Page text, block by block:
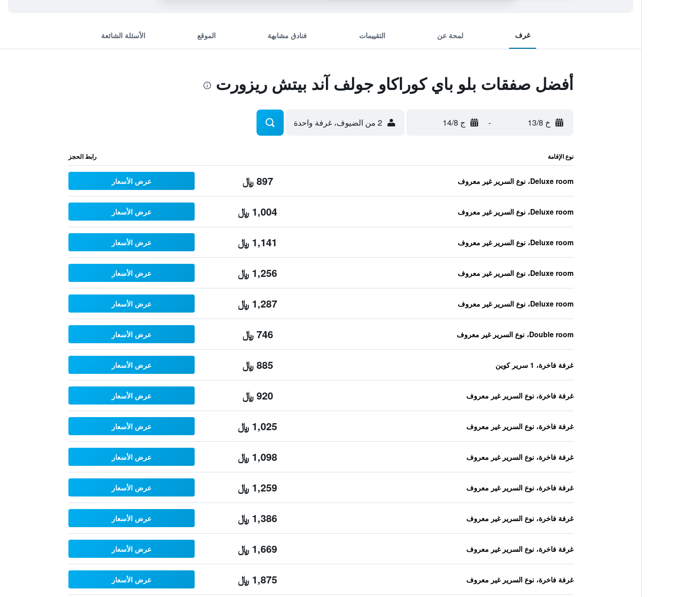
غرف لمحة عن التقييمات فنادق مشابهة الموقع الأسئلة الشائعة
أفضل صفقات بلو باي كوراكاو جولف آند بيتش ريزورت
خ 13/8 - ج 14/8 2 من الضيوف، غرفة واحدة
نوع الإقامة رابط الحجز
Deluxe room، نوع السرير غير معروف 897 ﷼ عرض الأسعار
Deluxe room، نوع السرير غير معروف 1,004 ﷼ عرض الأسعار
Deluxe room، نوع السرير غير معروف 1,141 ﷼ عرض الأسعار
Deluxe room، نوع السرير غير معروف 1,256 ﷼ عرض الأسعار
Deluxe room، نوع السرير غير معروف 1,287 ﷼ عرض الأسعار
Double room، نوع السرير غير معروف 746 ﷼ عرض الأسعار
غرفة فاخرة، 1 سرير كوين 885 ﷼ عرض الأسعار
غرفة فاخرة، نوع السرير غير معروف 920 ﷼ عرض الأسعار
غرفة فاخرة، نوع السرير غير معروف 1,025 ﷼ عرض الأسعار
غرفة فاخرة، نوع السرير غير معروف 1,098 ﷼ عرض الأسعار
غرفة فاخرة، نوع السرير غير معروف 1,259 ﷼ عرض الأسعار
غرفة فاخرة، نوع السرير غير معروف 1,386 ﷼ عرض الأسعار
غرفة فاخرة، نوع السرير غير معروف 1,669 ﷼ عرض الأسعار
غرفة فاخرة، نوع السرير غير معروف 1,875 ﷼ عرض الأسعار